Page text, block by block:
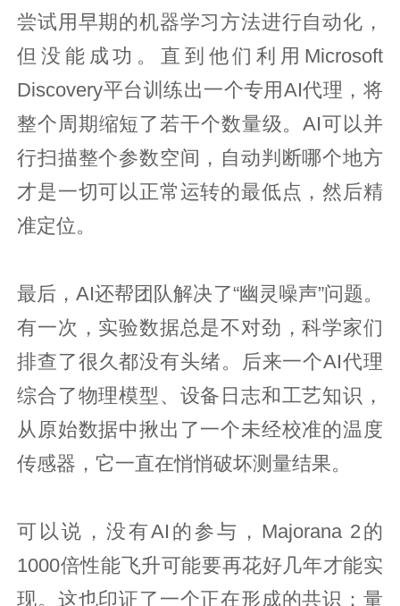
尝试用早期的机器学习方法进行自动化，
但没能成功。直到他们利用Microsoft
Discovery平台训练出一个专用AI代理，将
整个周期缩短了若干个数量级。AI可以并
行扫描整个参数空间，自动判断哪个地方
才是一切可以正常运转的最低点，然后精
准定位。
最后，AI还帮团队解决了“幽灵噪声”问题。
有一次，实验数据总是不对劲，科学家们
排查了很久都没有头绪。后来一个AI代理
综合了物理模型、设备日志和工艺知识，
从原始数据中揪出了一个未经校准的温度
传感器，它一直在悄悄破坏测量结果。
可以说，没有AI的参与，Majorana 2的
1000倍性能飞升可能要再花好几年才能实
现。这也印证了一个正在形成的共识：量